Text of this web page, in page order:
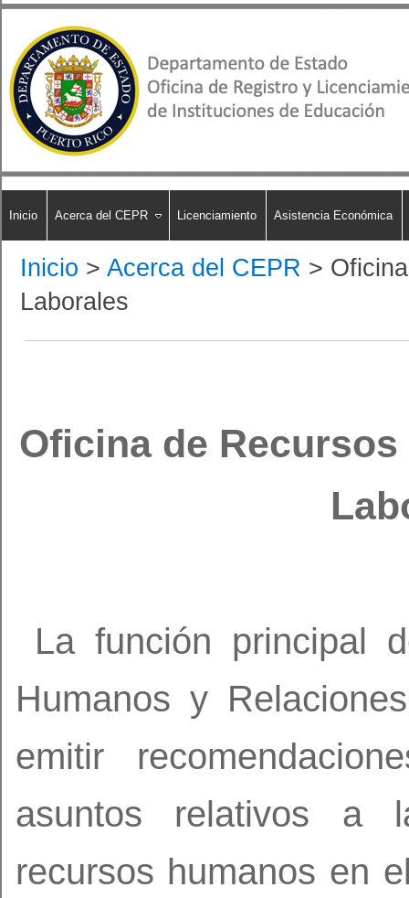
Inicio Acerca del CEPR Licenciamiento Asistencia Económica
Inicio > Acerca del CEPR >
Laborales
Oficina de
La función principal
Humanos y
emitir
asuntos relativos a
recursos humanos en